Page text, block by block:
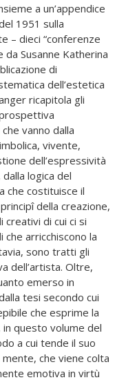
a un’appendice
1951 sulla
– dieci “conferenze
Susanne Katherina
di
dell’estetica
ricapitola gli
vanno dalla
vivente,
dell’espressività
logica del
che costituisce il
della creazione,
di cui ci si
arricchiscono la
sono tratti gli
dell’artista. Oltre,
emerso in
tesi secondo cui
che esprime la
questo volume del
a cui tende il suo
che viene colta
emotiva in virtù